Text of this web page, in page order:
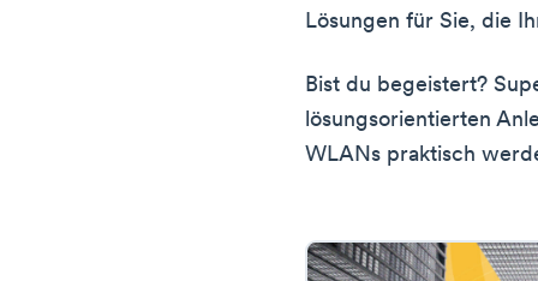
Lösungen für Sie, die
Bist du begeistert?
lösungsorientierten
WLANs praktisch